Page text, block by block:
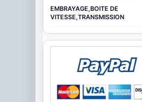
EMBRAYAGE,BOITE DE
VITESSE,TRANSMISSION